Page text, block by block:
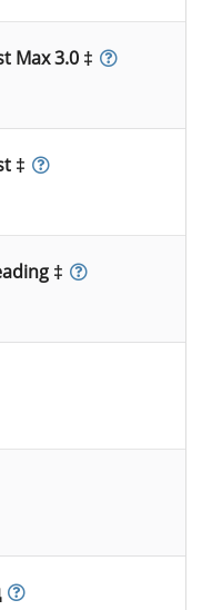
Max 3.0 ‡
‡
‡